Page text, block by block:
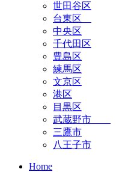
世田谷区
台東区
中央区
千代田区
豊島区
練馬区
文京区
港区
目黒区
武蔵野市
三鷹市
八王子市
Home